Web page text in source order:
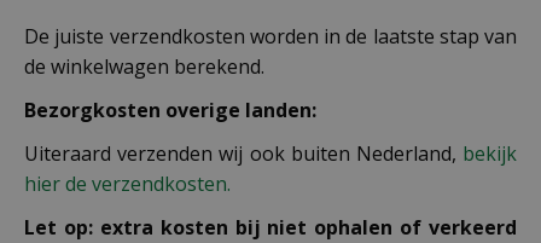
De juiste verzendkosten worden in de laatste stap van
de winkelwagen berekend.
Bezorgkosten overige landen:
Uiteraard verzenden wij ook buiten Nederland, bekijk
hier de verzendkosten.
Let op: extra kosten bij niet ophalen of verkeerd